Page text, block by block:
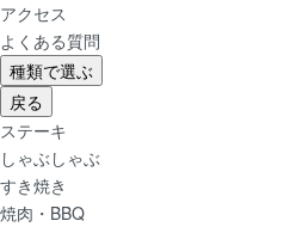
アクセス
よくある質問
種類で選ぶ
戻る
ステーキ
しゃぶしゃぶ
すき焼き
焼肉・BBQ